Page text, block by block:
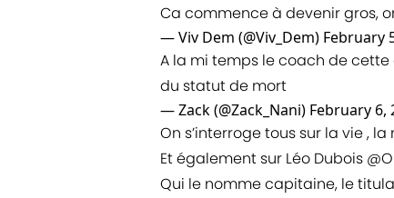
Ca commence à devenir gros,
— Viv Dem (@Viv_Dem) February
A la mi temps le coach de
du statut de mort
— Zack (@Zack_Nani) February 6,
On s’interroge tous sur la vie , la
Et également sur Léo Dubois
Qui le nomme capitaine, le